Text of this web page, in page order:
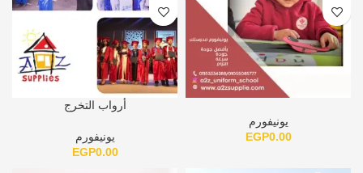
يونيفورم
EGP0.00
أرواب التخرج
يونيفورم
EGP0.00